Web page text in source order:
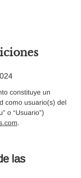
constituye un
como usuario(s) del
o “Usuario”)
.
las